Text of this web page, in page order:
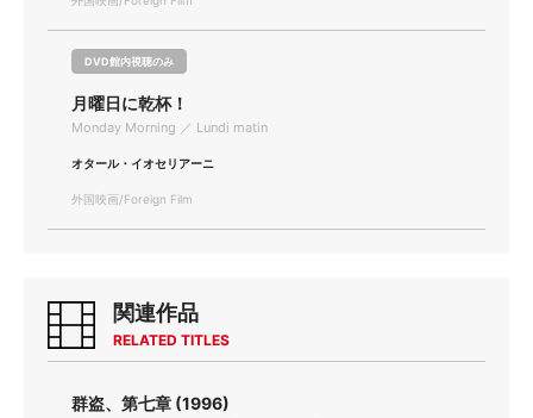
DVD館内視聴のみ
月曜日に乾杯！
Monday Morning ／ Lundi matin
オタール・イオセリアーニ
外国映画/Foreign Film
関連作品
RELATED TITLES
群盗、第七章 (1996)